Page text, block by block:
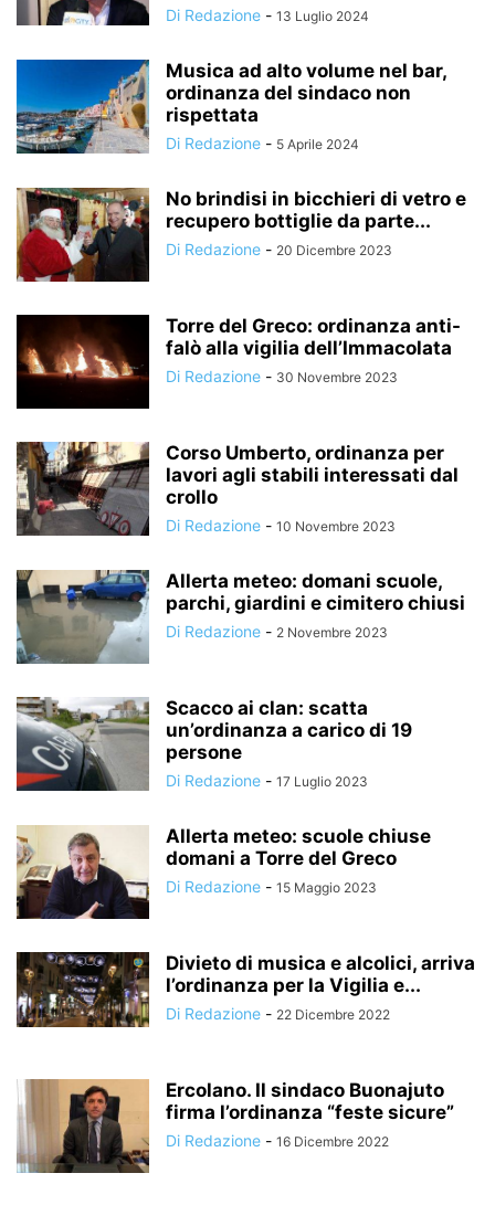
Di Redazione - 13 Luglio 2024
Musica ad alto volume nel bar,
ordinanza del sindaco non
rispettata
Di Redazione - 5 Aprile 2024
No brindisi in bicchieri di vetro e
recupero bottiglie da parte...
Di Redazione - 20 Dicembre 2023
Torre del Greco: ordinanza anti-
falò alla vigilia dell’Immacolata
Di Redazione - 30 Novembre 2023
Corso Umberto, ordinanza per
lavori agli stabili interessati dal
crollo
Di Redazione - 10 Novembre 2023
Allerta meteo: domani scuole,
parchi, giardini e cimitero chiusi
Di Redazione - 2 Novembre 2023
Scacco ai clan: scatta
un’ordinanza a carico di 19
persone
Di Redazione - 17 Luglio 2023
Allerta meteo: scuole chiuse
domani a Torre del Greco
Di Redazione - 15 Maggio 2023
Divieto di musica e alcolici, arriva
l’ordinanza per la Vigilia e...
Di Redazione - 22 Dicembre 2022
Ercolano. Il sindaco Buonajuto
firma l’ordinanza “feste sicure”
Di Redazione - 16 Dicembre 2022